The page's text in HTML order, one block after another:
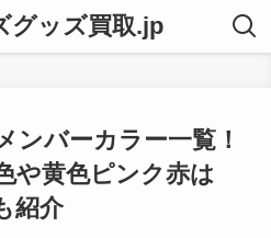
グッズ買取.jp
ンバーカラー一覧！
や黄色ピンク赤は
紹介